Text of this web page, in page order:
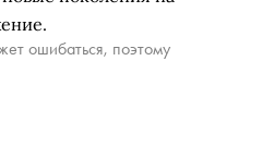
ошибаться, поэтому